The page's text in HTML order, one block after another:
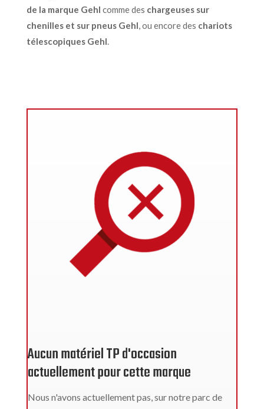
de la marque Gehl comme des chargeuses sur
chenilles et sur pneus Gehl, ou encore des chariots
télescopiques Gehl.
Aucun matériel TP d'occasion
actuellement pour cette marque
Nous n'avons actuellement pas, sur notre parc de